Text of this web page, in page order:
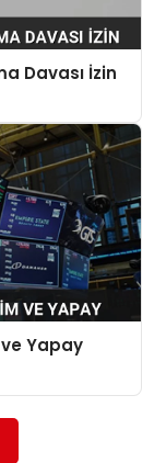
Davası İzin
Yapay